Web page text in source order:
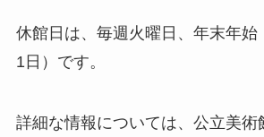
休館日は、毎週火曜日、年末年始
1日）です。
詳細な情報については、公立美術